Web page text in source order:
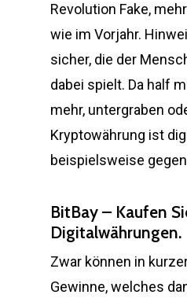
Revolution Fake,
wie im Vorjahr.
sicher, die der
dabei spielt. Da half
mehr, untergraben
Kryptowährung ist
beispielsweise
BitBay – Kaufen
Digitalwährungen.
Zwar können in
Gewinne, welches